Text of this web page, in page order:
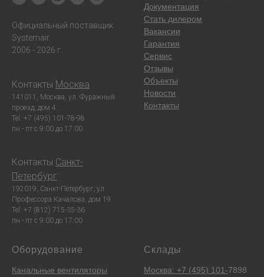
Официальный поставщик
Systemair.
2006 - 2026 г.
Контакты Москва
141011, Москва, ул. Фуражный
проезд, дом 4.
Tel: +7 (495) 101-78-98
пн - пт с 9:00 до 17:00
Контакты Санкт-
Петербург
192019, Санкт-Петербург, ул.
Профессора Качалова, дом 19.
Tel: +7 (812) 715-35-36
пн - пт с 9:00 до 17:00
Документация
Стать дилером
Вакансии
Гарантия
Сервис
Отзывы
Объекты
Новости
Контакты
Оборудование
Канальные вентиляторы
Склады
Москва: +7 (495) 101-7898